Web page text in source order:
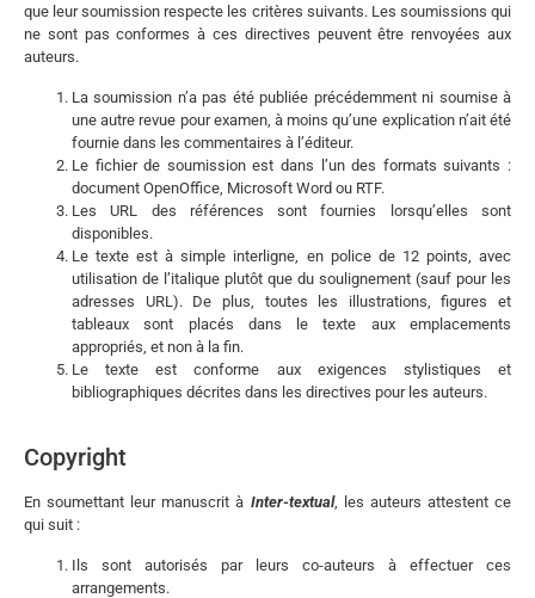
que leur soumission respecte les critères suivants. Les soumissions qui
ne sont pas conformes à ces directives peuvent être renvoyées aux
auteurs.
La soumission n’a pas été publiée précédemment ni soumise à
une autre revue pour examen, à moins qu’une explication n’ait été
fournie dans les commentaires à l’éditeur.
Le fichier de soumission est dans l’un des formats suivants :
document OpenOffice, Microsoft Word ou RTF.
Les URL des références sont fournies lorsqu’elles sont
disponibles.
Le texte est à simple interligne, en police de 12 points, avec
utilisation de l’italique plutôt que du soulignement (sauf pour les
adresses URL). De plus, toutes les illustrations, figures et
tableaux sont placés dans le texte aux emplacements
appropriés, et non à la fin.
Le texte est conforme aux exigences stylistiques et
bibliographiques décrites dans les directives pour les auteurs.
Copyright
En soumettant leur manuscrit à Inter-textual, les auteurs attestent ce
qui suit :
Ils sont autorisés par leurs co-auteurs à effectuer ces
arrangements.